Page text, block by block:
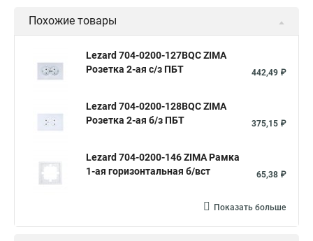
Похожие товары
Lezard 704-0200-127BQC ZIMA
Розетка 2-ая с/з ПБТ
442,49 ₽
Lezard 704-0200-128BQC ZIMA
Розетка 2-ая б/з ПБТ
375,15 ₽
Lezard 704-0200-146 ZIMA Рамка
1-ая горизонтальная б/вст
65,38 ₽
Показать больше